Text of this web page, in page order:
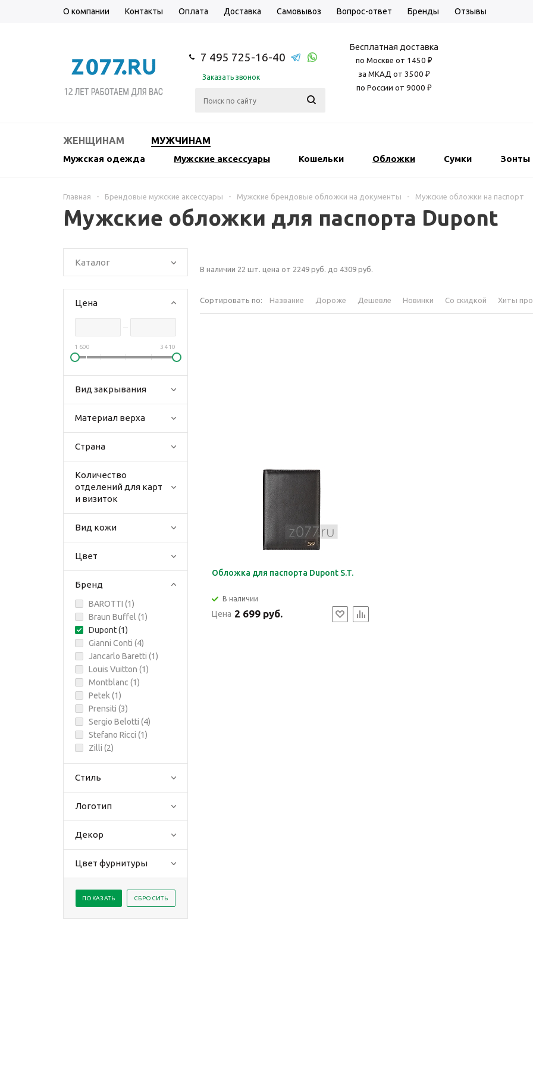
О компании Контакты Оплата Доставка Самовывоз Вопрос-ответ Бренды Отзывы
7 495 725-16-40
Заказать звонок
Бесплатная доставка
по Москве от 1450 ₽
за МКАД от 3500 ₽
по России от 9000 ₽
ЖЕНЩИНАМ МУЖЧИНАМ
Мужская одежда Мужские аксессуары Кошельки Обложки Сумки Зонты
Главная - Брендовые мужские аксессуары - Мужские брендовые обложки на документы - Мужские обложки на паспорт
Мужские обложки для паспорта Dupont
Каталог
Цена
1 600 3 410
Вид закрывания
Материал верха
Страна
Количество
отделений для карт
и визиток
Вид кожи
Цвет
Бренд
BAROTTI (1)
Braun Buffel (1)
Dupont (1)
Gianni Conti (4)
Jancarlo Baretti (1)
Louis Vuitton (1)
Montblanc (1)
Petek (1)
Prensiti (3)
Sergio Belotti (4)
Stefano Ricci (1)
Zilli (2)
Стиль
Логотип
Декор
Цвет фурнитуры
В наличии 22 шт. цена от 2249 руб. до 4309 руб.
Сортировать по: Название Дороже Дешевле Новинки Со скидкой Хиты
Обложка для паспорта Dupont S.T.
В наличии
Цена 2 699 руб.